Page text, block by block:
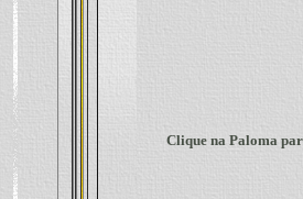
Clique na Paloma